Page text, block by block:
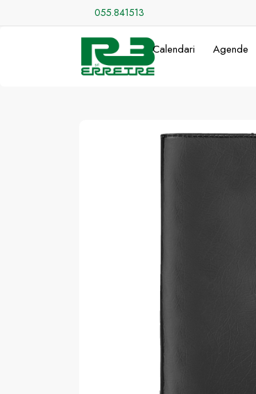
055.841513
Calendari Agende